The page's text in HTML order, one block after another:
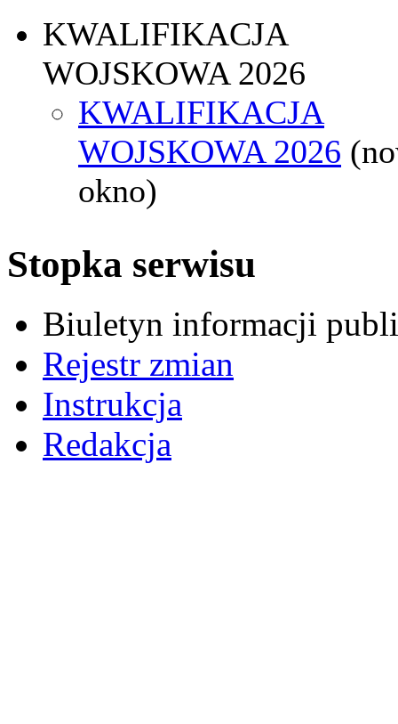
KWALIFIKACJA
WOJSKOWA 2026
KWALIFIKACJA
WOJSKOWA 2026
okno)
Stopka serwisu
Biuletyn informacji
Rejestr zmian
Instrukcja
Redakcja